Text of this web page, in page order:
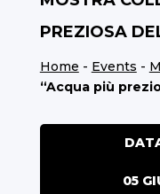
PREZIOSA
Home - Events -
“Acqua più
05